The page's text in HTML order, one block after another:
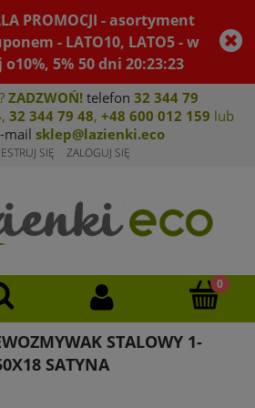
PROMOCJI - asortyment
- LATO10, LATO5 - w
5% 50dni20:23:23
ZADZWOŃ! telefon 32 344 79
, 32 344 79 48, +48 600 012 159 lub
mail sklep@lazienki.eco
SIĘ ZALOGUJ SIĘ
STALOWY 1-
SATYNA